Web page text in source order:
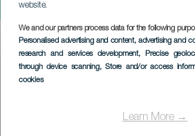
website.
We and our partners process data for the following
Personalised advertising and content, advertising and
research and services development, Precise
through device scanning, Store and/or access
cookies
Learn More →
Europa'23
Imagen
Listado